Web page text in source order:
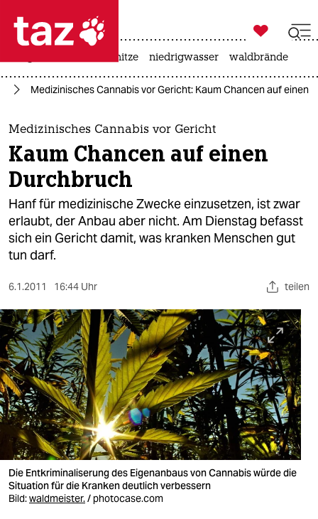
 taz zahl ich
taz zahl ich
themen
politik
öko
gesellschaft
kultur
sport
berlin
nord
wahrheit
verlag
verlag
veranstaltungen
shop

taz zahl ich
hitze niedrigwasser waldbrände
Medizinisches Cannabis vor Gericht: Kaum Chancen auf einen
Medizinisches Cannabis vor Gericht
Kaum Chancen auf einen
Durchbruch
Hanf für medizinische Zwecke einzusetzen, ist zwar
erlaubt, der Anbau aber nicht. Am Dienstag befasst
sich ein Gericht damit, was kranken Menschen gut
tun darf.
6.1.2011 16:44 Uhr teilen
Die Entkriminaliserung des Eigenanbaus von Cannabis würde die
Situation für die Kranken deutlich verbessern
Bild:waldmeister./ photocase.com